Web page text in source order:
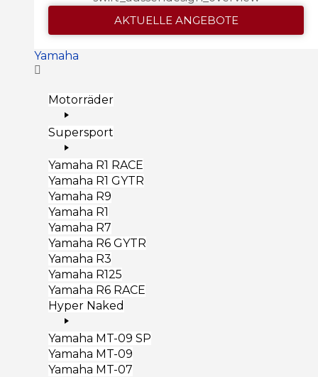
AKTUELLE ANGEBOTE
Yamaha
Motorräder
Supersport
Yamaha R1 RACE
Yamaha R1 GYTR
Yamaha R9
Yamaha R1
Yamaha R7
Yamaha R6 GYTR
Yamaha R3
Yamaha R125
Yamaha R6 RACE
Hyper Naked
Yamaha MT-09 SP
Yamaha MT-09
Yamaha MT-07